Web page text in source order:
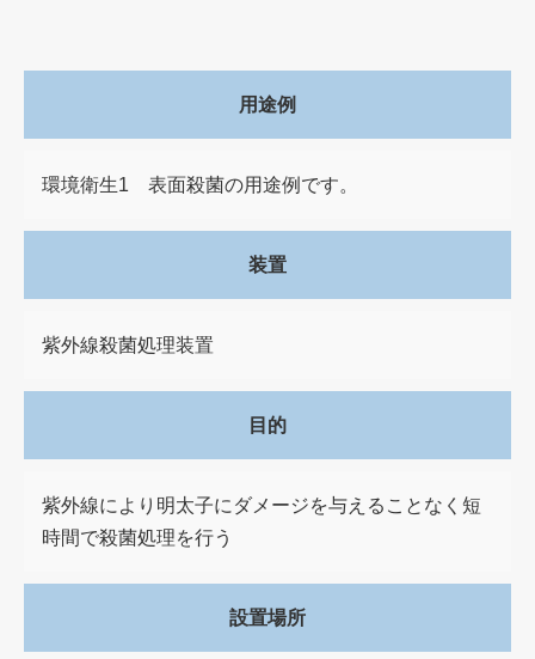
用途例
環境衛生1 表面殺菌の用途例です。
装置
紫外線殺菌処理装置
目的
紫外線により明太子にダメージを与えることなく短
時間で殺菌処理を行う
設置場所